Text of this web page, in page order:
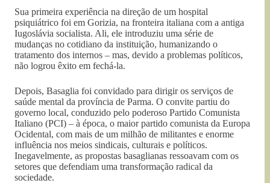
Sua primeira experiência na direção de um hospital
psiquiátrico foi em Gorizia, na fronteira italiana com a antiga
Iugoslávia socialista. Ali, ele introduziu uma série de
mudanças no cotidiano da instituição, humanizando o
tratamento dos internos – mas, devido a problemas políticos,
não logrou êxito em fechá-la.
Depois, Basaglia foi convidado para dirigir os serviços de
saúde mental da província de Parma. O convite partiu do
governo local, conduzido pelo poderoso Partido Comunista
Italiano (PCI) – à época, o maior partido comunista da Europa
Ocidental, com mais de um milhão de militantes e enorme
influência nos meios sindicais, culturais e políticos.
Inegavelmente, as propostas basaglianas ressoavam com os
setores que defendiam uma transformação radical da
sociedade.